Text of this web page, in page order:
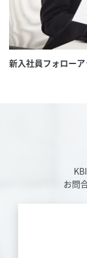
新入社員フォロー
お問